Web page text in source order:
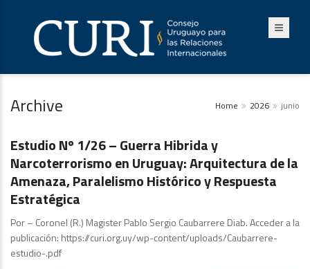
Archive Home 2026 junio
Publicaciones
Estudio Nº 1/26 – Guerra Hibrida y
Narcoterrorismo en Uruguay: Arquitectura de la
Amenaza, Paralelismo Histórico y Respuesta
Estratégica
Por – Coronel (R.) Magister Pablo Sergio Caubarrere Diab. Acceder a la
publicación: https://curi.org.uy/wp-content/uploads/Caubarrere-
estudio-.pdf